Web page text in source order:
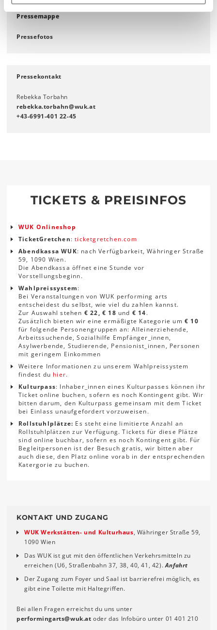
Pressemappe
Pressefotos
Pressekontakt
Rebekka Torbahn
rebekka.torbahn@wuk.at
+43-6991-401 22-45
TICKETS & PREISINFOS
WUK Onlineshop
TicketGretchen:ticketgretchen.com
Abendkassa WUK: nach Verfügbarkeit, Währinger Straße
59, 1090 Wien.
Die Abendkassa öffnet eine Stunde vor
Vorstellungsbeginn.
Wahlpreissystem:
Bei Veranstaltungen von WUK performing arts
entscheidest du selbst, wie viel du zahlen kannst.
Zur Auswahl stehen € 22, € 18 und € 14.
Zusätzlich bieten wir eine ermäßigte Kategorie um€ 10
für folgende Personengruppen an: Alleinerziehende,
Arbeitssuchende, Sozialhilfe Empfänger_innen,
Asylwerbende, Studierende, Pensionist_innen, Personen
mit geringem Einkommen
Weitere Informationen zu unserem Wahlpreissystem
findest du hier.
Kulturpass: Inhaber_innen eines Kulturpasses können ihr
Ticket online buchen, sofern es noch Kontingent gibt. Wir
bitten darum, den Kulturpass gemeinsam mit dem Ticket
bei Einlass unaufgefordert vorzuweisen.
Rollstuhlplätze: Es steht eine limitierte Anzahl an
Rollstuhlplätzen zur Verfügung. Tickets für diese Plätze
sind online buchbar, sofern es noch Kontingent gibt. Für
Begleitpersonen ist der Besuch gratis, wir bitten aber
auch diese, den Platz online vorab in der entsprechenden
Katergorie zu buchen.
KONTAKT UND ZUGANG
WUK Werkstätten- und Kulturhaus, Währinger Straße 59,
1090 Wien
Das WUK ist gut mit den öffentlichen Verkehrsmitteln zu
erreichen (U6, Straßenbahn 37, 38, 40, 41, 42).Anfahrt
Der Zugang zum Foyer und Saal ist barrierefrei möglich, es
gibt eine Toilette mit Haltegriffen.
Bei allen Fragen erreichst du uns unter
performingarts@wuk.at oder das Infobüro unter 01 401 210